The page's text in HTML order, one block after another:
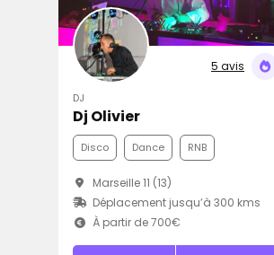
5 avis
DJ
Dj Olivier
Disco Dance RNB
Marseille 11 (13)
Déplacement jusqu’à 300 kms
À partir de 700€